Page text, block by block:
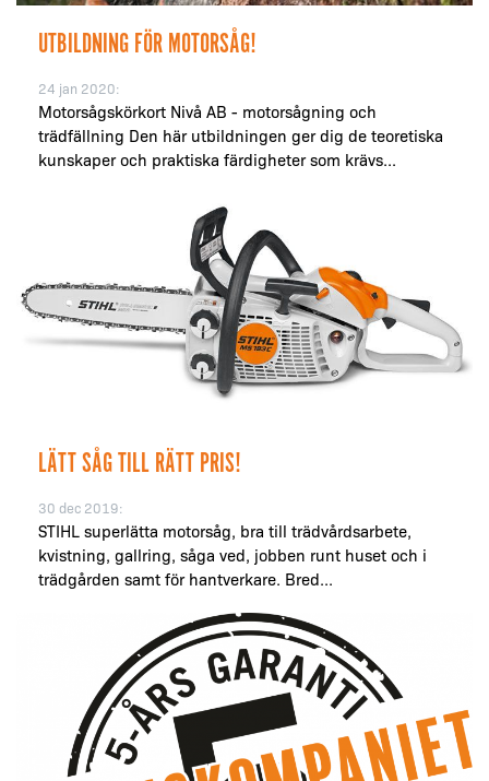
UTBILDNING FÖR MOTORSÅG!
24 jan 2020:
Motorsågskörkort Nivå AB - motorsågning och
trädfällning Den här utbildningen ger dig de teoretiska
kunskaper och praktiska färdigheter som krävs...
LÄTT SÅG TILL RÄTT PRIS!
30 dec 2019:
STIHL superlätta motorsåg, bra till trädvårdsarbete,
kvistning, gallring, såga ved, jobben runt huset och i
trädgården samt för hantverkare. Bred...